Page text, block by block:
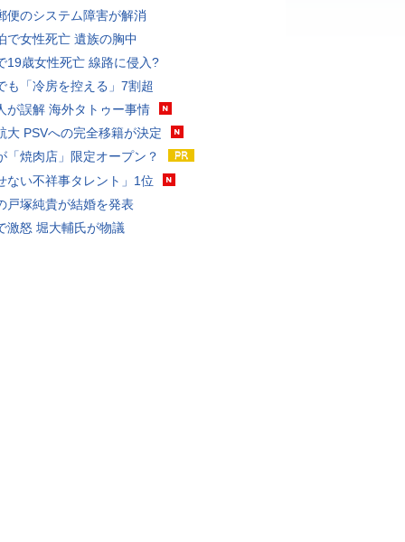
便のシステム障害が解消
で女性死亡 遺族の胸中
19歳女性死亡 線路に侵入?
も「冷房を控える」7割超
が誤解 海外タトゥー事情
大 PSVへの完全移籍が決定
「焼肉店」限定オープン？
ない不祥事タレント」1位
戸塚純貴が結婚を発表
激怒 堀大輔氏が物議